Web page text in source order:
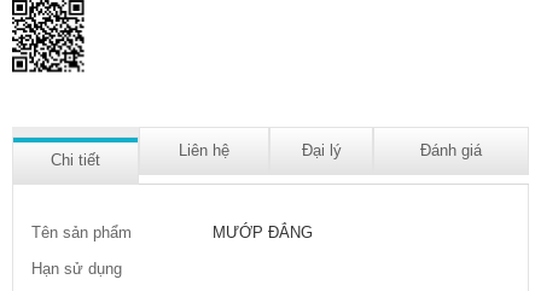
Chi tiết
Liên hệ Đại lý Đánh giá
Tên sản phẩm
MƯỚP ĐẮNG
Hạn sử dụng